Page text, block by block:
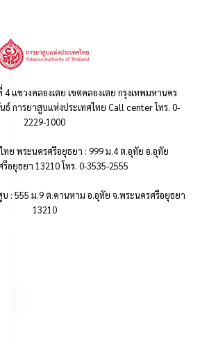
แขวงคลองเตย เขตคลองเตย กรุงเทพมหานคร
การยาสูบแห่งประเทศไทย Call center โทร. 0-
2229-1000
ทย พระนครศรีอยุธยา : 999 ม.4 ต.อุทัย อ.อุทัย
อยุธยา 13210 โทร. 0-3535-2555
: 555 ม.9 ต.คานหาม อ.อุทัย จ.พระนครศรีอยุธยา
13210